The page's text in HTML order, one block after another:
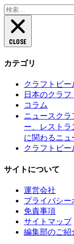
検
索:
CLOSE
カテゴリ
クラフトビ
日本のクラ
コラム
ニュース クラ
ー、レスト
に関わるニュ
クラフトビー
サイトについて
運営会社
プライバシー
免責事項
サイトマップ
編集部のご紹